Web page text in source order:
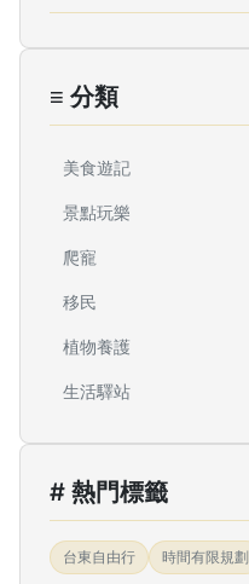
≡ 分類
美食遊記
景點玩樂
爬寵
移民
植物養護
生活驛站
# 熱門標籤
台東自由行 時間有限規劃